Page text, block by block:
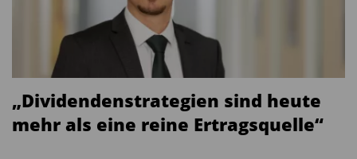
Ausrichtung auf große europäische Unternehmen
weist der Fonds eine stetige, solide Entwicklung
ohne extreme Schwankungen auf. Die niedrige
Volatilität entspricht dem Charakter eines breit
gestreuten Dividendenportfolios.
„Dividendenstrategien sind heute
mehr als eine reine Ertragsquelle“